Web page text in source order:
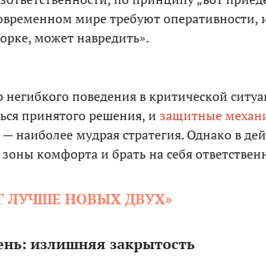
мире требуют
может навредить».
поведения в критической
принятого решения, и защитные
— наиболее мудрая стратегия. Однако в
комфорта и брать на себя
ЛУЧШЕ НОВЫХ ДВУХ»
излишняя закрытость